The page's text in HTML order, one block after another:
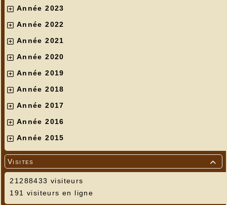
Année 2023
Année 2022
Année 2021
Année 2020
Année 2019
Année 2018
Année 2017
Année 2016
Année 2015

Visites
21288433 visiteurs
191 visiteurs en ligne